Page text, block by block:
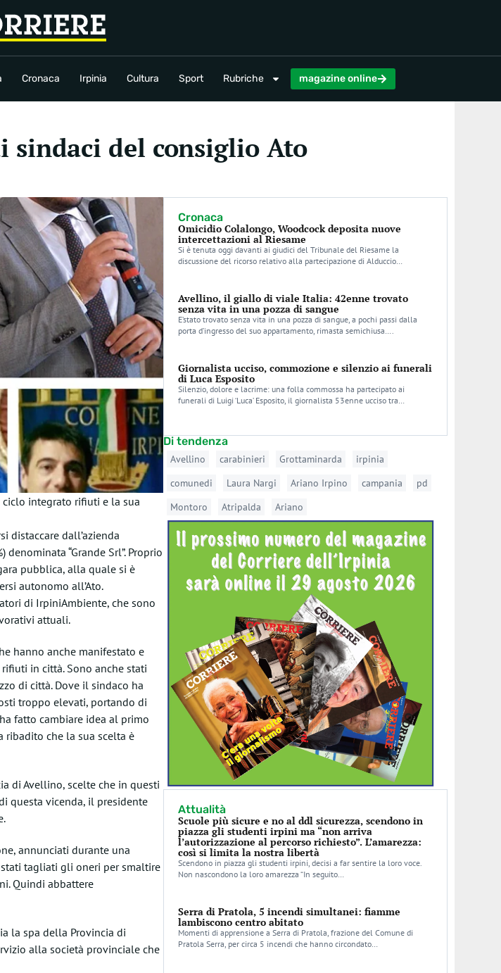
Cronaca Irpinia Cultura Sport Rubriche magazine online
Sport Rubriche
sindaci del consiglio Ato
integrato rifiuti e la sua
distaccare dall’azienda
“Grande Srl”. Proprio
pubblica, alla quale si è
autonomo all’Ato.
di IrpiniAmbiente, che sono
attuali.
hanno anche manifestato e
in città. Sono anche stati
di città. Dove il sindaco ha
troppo elevati, portando di
fatto cambiare idea al primo
che la sua scelta è
di Avellino, scelte che in questi
questa vicenda, il presidente
annunciati durante una
tagliati gli oneri per smaltire
Quindi abbattere
la spa della Provincia di
alla società provinciale che
Cronaca
Omicidio Colalongo, Woodcock deposita nuove
intercettazioni al Riesame
Si è tenuta oggi davanti ai giudici del Tribunale del Riesame la
discussione del ricorso relativo alla partecipazione di Alduccio…
Avellino, il giallo di viale Italia: 42enne trovato
senza vita in una pozza di sangue
E’stato trovato senza vita in una pozza di sangue, a pochi passi dalla
porta d’ingresso del suo appartamento, rimasta semichiusa….
Giornalista ucciso, commozione e silenzio ai funerali
di Luca Esposito
Silenzio, dolore e lacrime: una folla commossa ha partecipato ai
funerali di Luigi ‘Luca’ Esposito, il giornalista 53enne ucciso tra…
Di tendenza
Avellino carabinieri Grottaminarda
irpinia
comunedi
Laura Nargi Ariano Irpino campania
pd
Montoro
Atripalda Ariano
Attualità
Scuole più sicure e no al ddl sicurezza, scendono in
piazza gli studenti irpini ma “non arriva
l’autorizzazione al percorso richiesto”. L’amarezza:
così si limita la nostra libertà
Scendono in piazza gli studenti irpini, decisi a far sentire la loro voce.
Non nascondono la loro amarezza “In seguito…
Serra di Pratola, 5 incendi simultanei: fiamme
lambiscono centro abitato
Momenti di apprensione a Serra di Pratola, frazione del Comune di
Pratola Serra, per circa 5 incendi che hanno circondato…